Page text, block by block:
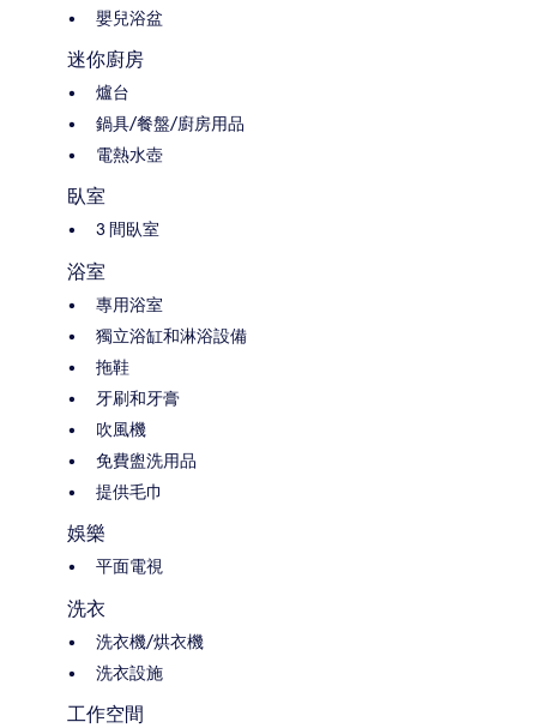
嬰兒浴盆
迷你廚房
爐台
鍋具/餐盤/廚房用品
電熱水壺
臥室
3 間臥室
浴室
專用浴室
獨立浴缸和淋浴設備
拖鞋
牙刷和牙膏
吹風機
免費盥洗用品
提供毛巾
娛樂
平面電視
洗衣
洗衣機/烘衣機
洗衣設施
工作空間